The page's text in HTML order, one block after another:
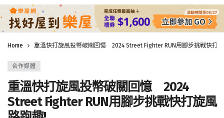
Home 重溫快打旋風投幣破關回憶 2024 Street Fighter RUN用腳步挑戰快打
合作媒體
重溫快打旋風投幣破關回憶 2024
Street Fighter RUN用腳步挑戰快打旋風